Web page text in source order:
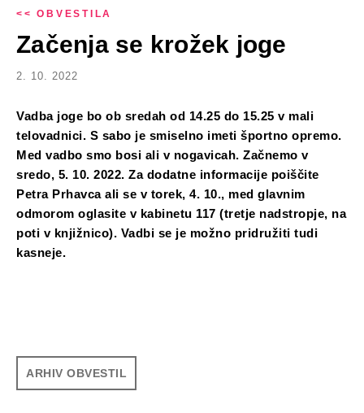
<< OBVESTILA
Začenja se krožek joge
2. 10. 2022
Vadba joge bo ob sredah od 14.25 do 15.25 v mali
telovadnici. S sabo je smiselno imeti športno opremo.
Med vadbo smo bosi ali v nogavicah. Začnemo v
sredo, 5. 10. 2022. Za dodatne informacije poiščite
Petra Prhavca ali se v torek, 4. 10., med glavnim
odmorom oglasite v kabinetu 117 (tretje nadstropje, na
poti v knjižnico). Vadbi se je možno pridružiti tudi
kasneje.
ARHIV OBVESTIL